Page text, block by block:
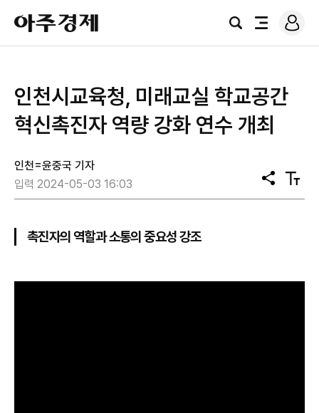
아
주
경
검
전
로
그
인천시교육청, 미래교실 학교공간
혁신촉진자 역량 강화 연수 개최
인천=윤중국 기자
입력 2024-05-03 16:03
공
유
텍
스
촉진자의 역할과 소통의 중요성 강조